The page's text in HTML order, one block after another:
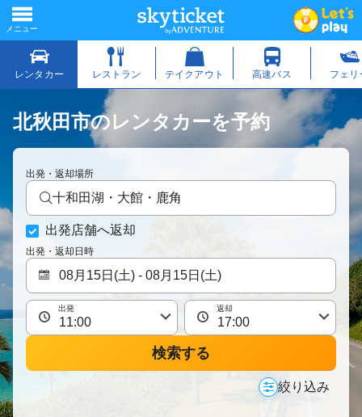
北秋田市のレンタカーを予約
出発・返却場所
十和田湖・大館・鹿角
出発店舗へ返却
出発・返却日時
出発 返却
検索する
絞り込み